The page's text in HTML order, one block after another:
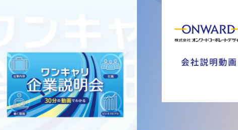
​社員インタビュー プロジェクトストーリー 座談会